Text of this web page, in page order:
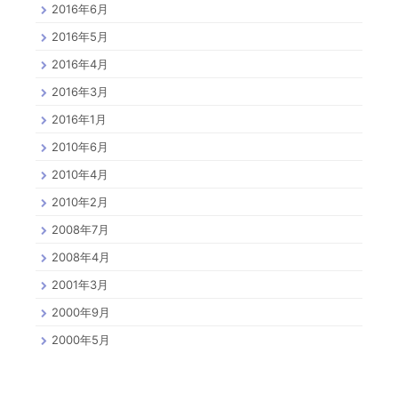
2016年6月
2016年5月
2016年4月
2016年3月
2016年1月
2010年6月
2010年4月
2010年2月
2008年7月
2008年4月
2001年3月
2000年9月
2000年5月